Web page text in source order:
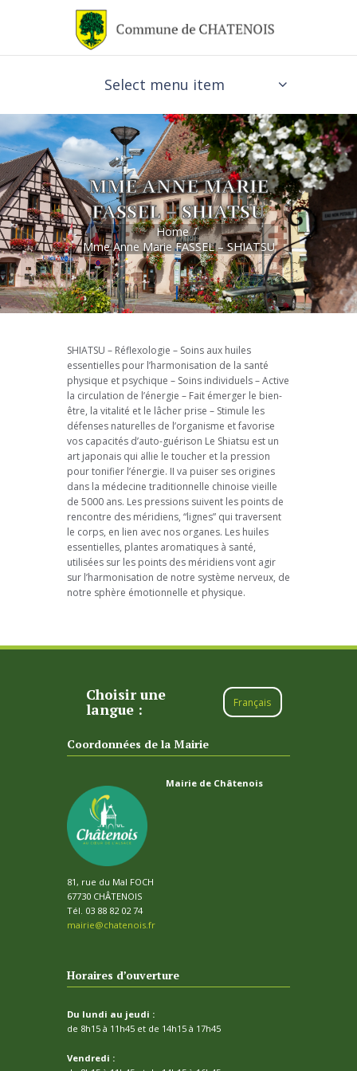
Select menu item
MME ANNE MARIE
FASSEL – SHIATSU
Home
Mme Anne Marie FASSEL – SHIATSU
SHIATSU – Réflexologie – Soins aux huiles
essentielles pour l’harmonisation de la santé
physique et psychique – Soins individuels – Active
la circulation de l’énergie – Fait émerger le bien-
être, la vitalité et le lâcher prise – Stimule les
défenses naturelles de l’organisme et favorise
vos capacités d’auto-guérison Le Shiatsu est un
art japonais qui allie le toucher et la pression
pour tonifier l’énergie. II va puiser ses origines
dans la médecine traditionnelle chinoise vieille
de 5000 ans. Les pressions suivent les points de
rencontre des méridiens, “lignes” qui traversent
le corps, en lien avec nos organes. Les huiles
essentielles, plantes aromatiques à santé,
utilisées sur les points des méridiens vont agir
sur l’harmonisation de notre système nerveux, de
notre sphère émotionnelle et physique.
Choisir une
langue :
Français
Coordonnées de la Mairie
Mairie de Châtenois
81, rue du Mal FOCH
67730 CHÂTENOIS
Tél. 03 88 82 02 74
mairie@chatenois.fr
Horaires d’ouverture
Du lundi au jeudi :
de 8h15 à 11h45 et de 14h15 à 17h45
Vendredi :